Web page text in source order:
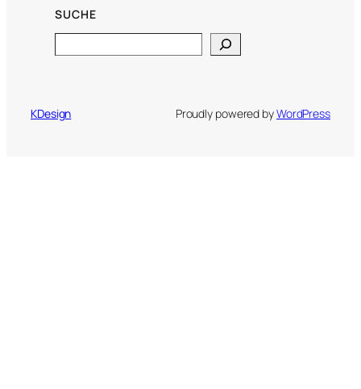
SUCHE
KDesign Proudly powered byWordPress